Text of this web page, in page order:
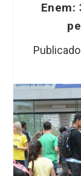
Enem: